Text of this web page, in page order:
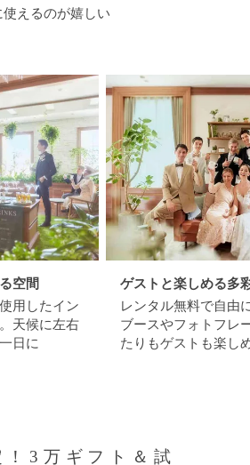
使えるのが嬉しい
空間
用したイン
天候に左右
日に
ゲストと楽しめる多
レンタル無料で自由
ブースやフォトフレ
たりもゲストも楽し
！3万ギフト＆試